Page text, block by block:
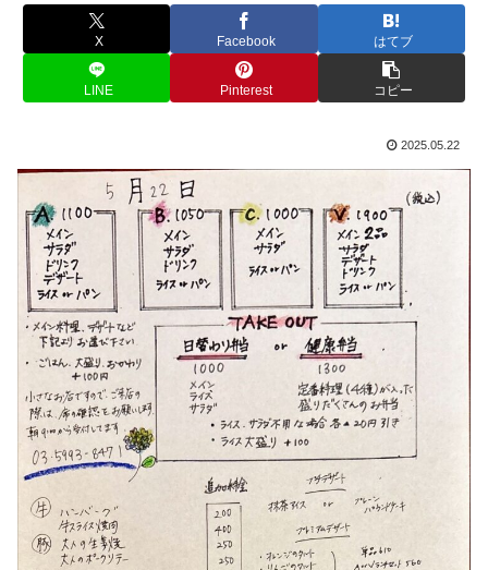
X Facebook はてブ
LINE Pinterest コピー
2025.05.22